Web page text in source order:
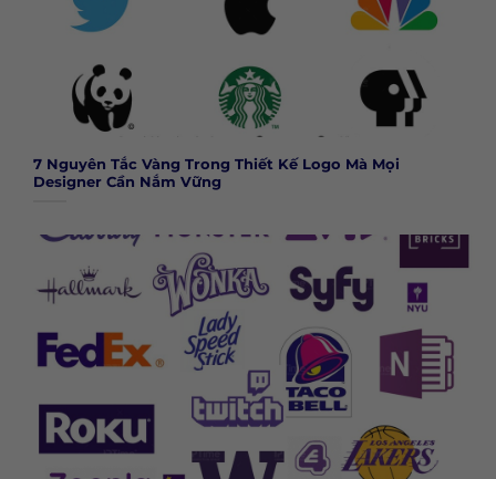
7 Nguyên Tắc Vàng Trong Thiết Kế Logo Mà Mọi
Designer Cần Nắm Vững